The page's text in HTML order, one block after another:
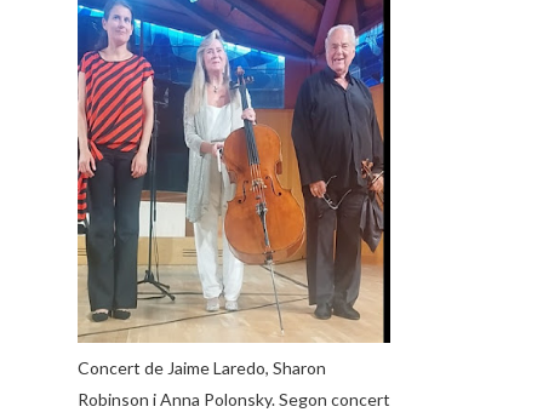
Concert de Jaime Laredo, Sharon
Robinson i Anna Polonsky. Segon concert